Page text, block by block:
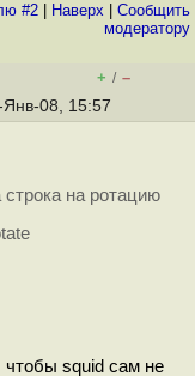
#2 Наверх
Cообщить
модератору
+ / –
08, 15:57
на ротацию
чтобы squid сам не